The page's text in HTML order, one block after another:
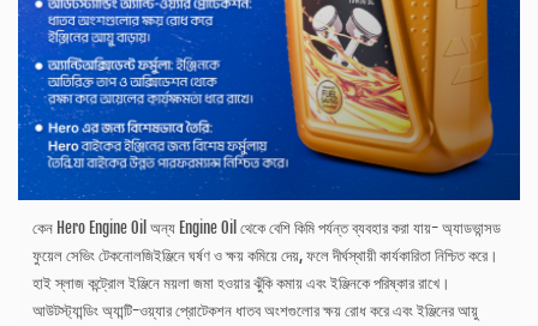
কেন Hero Engine Oil অন্য Engine Oil থেকে বেশি কিমি পর্যন্ত ব্যবহার করা যায়- অ্যাডভান্সড
ফুয়েল সেভিং টেকনোলজিইঞ্জিনে ঘর্ষণ ও ক্ষয় কমিয়ে দেয়, ফলে দীর্ঘস্থায়ী কার্যকারিতা নিশ্চিত করে।
হাই স্লাজ কন্ট্রোল ইঞ্জিনে ময়লা জমা হওয়ার ঝুঁকি কমায় এবং ইঞ্জিনকে পরিষ্কার রাখে।
আউটস্ট্যান্ডিং অ্যান্টি-ওয়্যার প্রোটেকশন ধাতব অংশগুলোর ক্ষয় রোধ করে এবং ইঞ্জিনের আয়ু